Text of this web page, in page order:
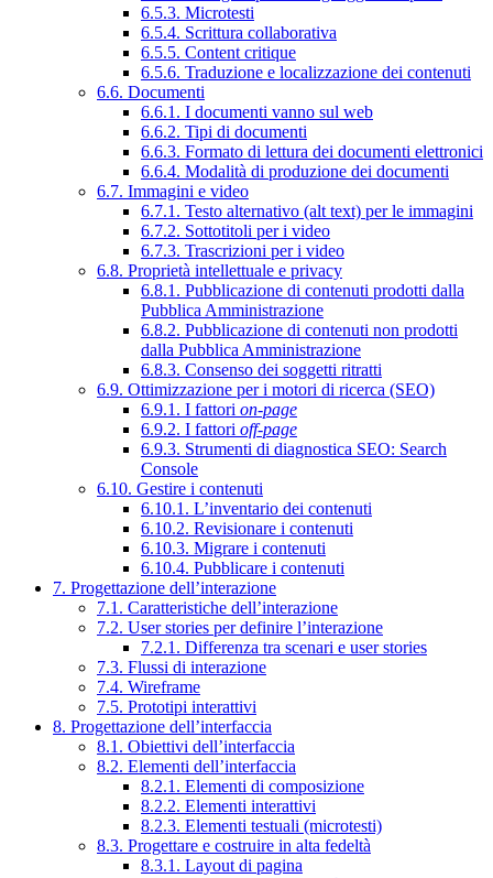
6.5.3. Microtesti
6.5.4. Scrittura collaborativa
6.5.5. Content critique
6.5.6. Traduzione e localizzazione dei contenuti
6.6. Documenti
6.6.1. I documenti vanno sul web
6.6.2. Tipi di documenti
6.6.3. Formato di lettura dei documenti elettronici
6.6.4. Modalità di produzione dei documenti
6.7. Immagini e video
6.7.1. Testo alternativo (alt text) per le immagini
6.7.2. Sottotitoli per i video
6.7.3. Trascrizioni per i video
6.8. Proprietà intellettuale e privacy
6.8.1. Pubblicazione di contenuti prodotti dalla
Pubblica Amministrazione
6.8.2. Pubblicazione di contenuti non prodotti
dalla Pubblica Amministrazione
6.8.3. Consenso dei soggetti ritratti
6.9. Ottimizzazione per i motori di ricerca (SEO)
6.9.1. I fattori on-page
6.9.2. I fattori off-page
6.9.3. Strumenti di diagnostica SEO: Search
Console
6.10. Gestire i contenuti
6.10.1. L’inventario dei contenuti
6.10.2. Revisionare i contenuti
6.10.3. Migrare i contenuti
6.10.4. Pubblicare i contenuti
7. Progettazione dell’interazione
7.1. Caratteristiche dell’interazione
7.2. User stories per definire l’interazione
7.2.1. Differenza tra scenari e user stories
7.3. Flussi di interazione
7.4. Wireframe
7.5. Prototipi interattivi
8. Progettazione dell’interfaccia
8.1. Obiettivi dell’interfaccia
8.2. Elementi dell’interfaccia
8.2.1. Elementi di composizione
8.2.2. Elementi interattivi
8.2.3. Elementi testuali (microtesti)
8.3. Progettare e costruire in alta fedeltà
8.3.1. Layout di pagina